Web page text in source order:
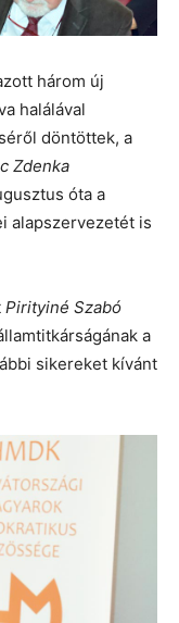
három új
halálával
döntöttek, a
Zdenka
óta a
alapszervezetét is
Pirityiné Szabó
a
sikereket kívánt